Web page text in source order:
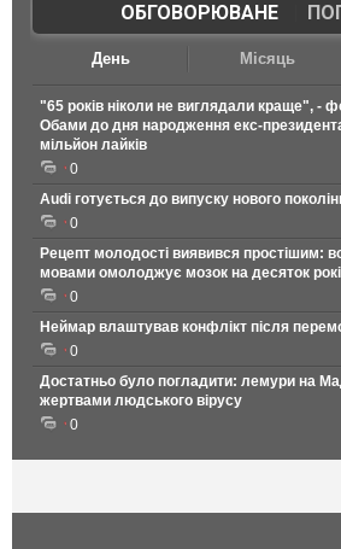
ОБГОВОРЮВАНЕ|
День Місяць
"65 років ніколи не виглядали краще", -
Обами до дня народження екс-
мільйон лайків
0
Audi готується до випуску нового
0
Рецепт молодості виявився простішим:
мовами омолоджує мозок на десяток
0
Неймар влаштував конфлікт після
0
Достатньо було погладити: лемури на
жертвами людського вірусу
0